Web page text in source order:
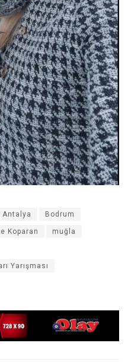
Antalya Bodrum
Koparan muğla
Yarışması